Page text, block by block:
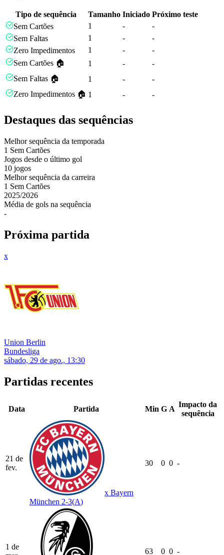
Tipo de sequência Tamanho Iniciado Próximo teste
Sem Cartões
1 -
-
Sem Faltas
1 -
-
Zero Impedimentos
1 -
-
Sem Cartões 🏠
1 -
-
Sem Faltas 🏠
1 -
-
Zero Impedimentos 🏠 1 - -
Destaques das sequências
Melhor sequência da temporada
1 Sem Cartões
Jogos desde o último gol
10 jogos
Melhor sequência da carreira
1 Sem Cartões
2025/2026
Média de gols na sequência
-
Próxima partida
x
Union Berlin
Bundesliga
sábado, 29 de ago., 13:30
Partidas recentes
Data Partida Min G A
Impacto da
sequência
21 de
fev.
x Bayern
München 2-3(A)
30 0 0 -
1 de
63 0 0 -